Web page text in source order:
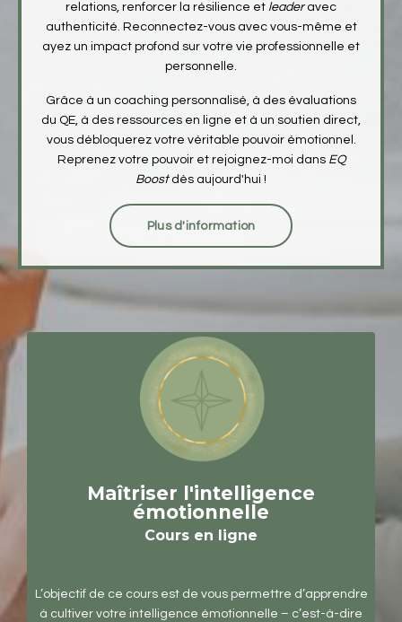
relations, renforcer la résilience et leader avec
authenticité. Reconnectez-vous avec vous-même et
ayez un impact profond sur votre vie professionnelle et
personnelle.
Grâce à un coaching personnalisé, à des évaluations
du QE, à des ressources en ligne et à un soutien direct,
vous débloquerez votre véritable pouvoir émotionnel.
Reprenez votre pouvoir et rejoignez-moi dans EQ
Boost dès aujourd'hui !
Plus d'information
Maîtriser l'intelligence
émotionnelle
Cours en ligne
L’objectif de ce cours est de vous permettre d’apprendre
à cultiver votre intelligence émotionnelle – c’est-à-dire